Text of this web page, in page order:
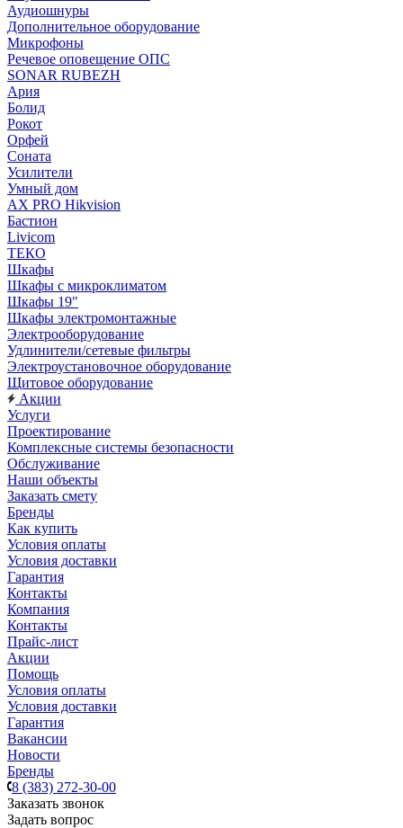
Аудиошнуры
Дополнительное оборудование
Микрофоны
Речевое оповещение ОПС
SONAR RUBEZH
Ария
Болид
Рокот
Орфей
Соната
Усилители
Умный дом
AX PRO Hikvision
Бастион
Livicom
ТЕКО
Шкафы
Шкафы с микроклиматом
Шкафы 19"
Шкафы электромонтажные
Электрооборудование
Удлинители/сетевые фильтры
Электроустановочное оборудование
Щитовое оборудование
Акции
Услуги
Проектирование
Комплексные системы безопасности
Обслуживание
Наши объекты
Заказать смету
Бренды
Как купить
Условия оплаты
Условия доставки
Гарантия
Контакты
Компания
Контакты
Прайс-лист
Акции
Помощь
Условия оплаты
Условия доставки
Гарантия
Вакансии
Новости
Бренды
8 (383) 272-30-00
Заказать звонок
Задать вопрос